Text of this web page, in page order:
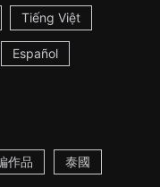
Tiếng Việt
Español
作品 泰國